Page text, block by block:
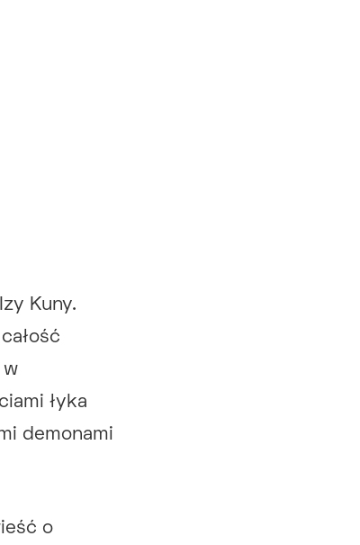
Kuny.
w
łyka
demonami
o